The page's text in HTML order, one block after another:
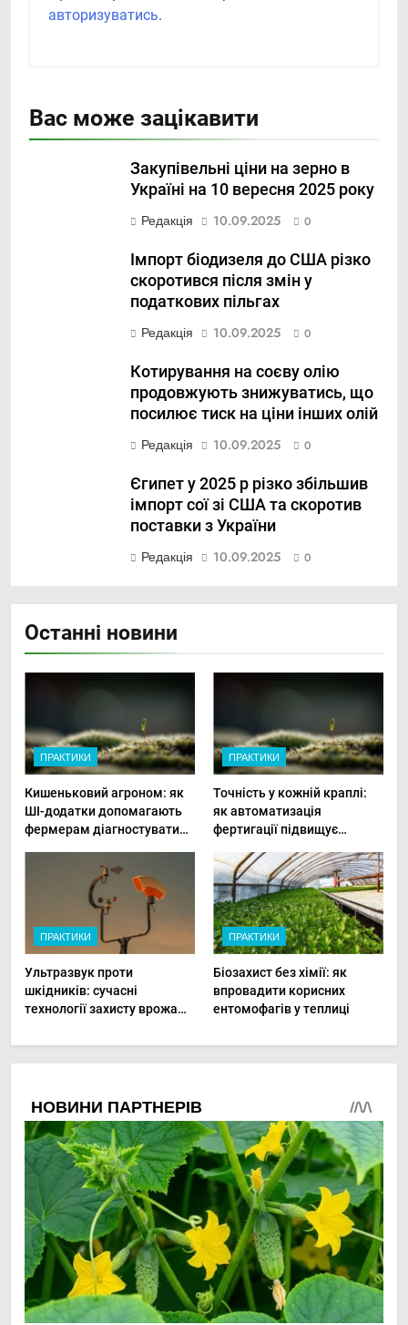
авторизуватись.
Вас може зацікавити
Закупівельні ціни на зерно в
Україні на 10 вересня 2025 року
Редакція
10.09.2025 0
Імпорт біодизеля до США різко
скоротився після змін у
податкових пільгах
Редакція
10.09.2025 0
Котирування на соєву олію
продовжують знижуватись, що
посилює тиск на ціни інших олій
Редакція
10.09.2025 0
Єгипет у 2025 р різко збільшив
імпорт сої зі США та скоротив
поставки з України
Редакція
10.09.2025 0
Останні новини
ПРАКТИКИ
Кишеньковий агроном: як
ШІ-додатки допомагають
фермерам діагностувати
ПРАКТИКИ
Точність у кожній краплі:
як автоматизація
фертигації підвищує
ПРАКТИКИ
Ультразвук проти
шкідників: сучасні
технології захисту врожаю
ПРАКТИКИ
Біозахист без хімії: як
впровадити корисних
ентомофагів у теплиці